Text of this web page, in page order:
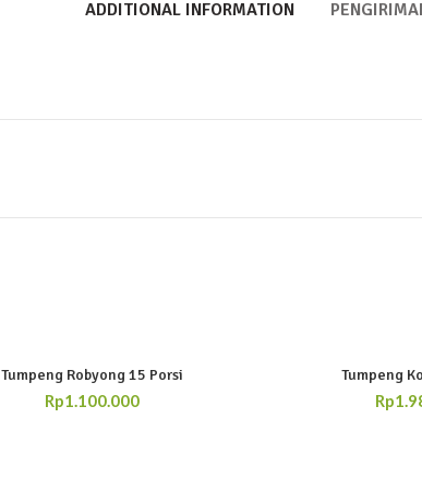
ADDITIONAL INFORMATION
Tumpeng Robyong 15 Porsi
Rp1.100.000
Tumpeng
Rp